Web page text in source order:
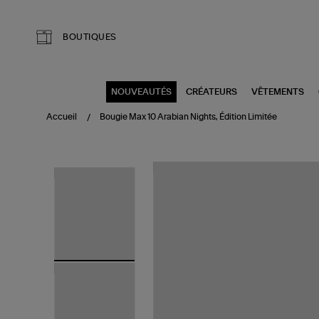
BOUTIQUES
NOUVEAUTÉS CRÉATEURS VÊTEMENTS
Accueil Bougie Max 10 Arabian Nights, Édition Limitée